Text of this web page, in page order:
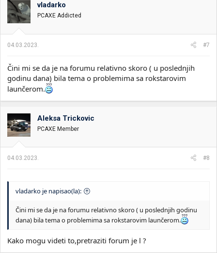
vladarko
PCAXE Addicted
04.03.2023. #7
Čini mi se da je na forumu relativno skoro ( u poslednjih
godinu dana) bila tema o problemima sa rokstarovim
launčerom.
Aleksa Trickovic
PCAXE Member
04.03.2023. #8
vladarko je napisao(la):
Čini mi se da je na forumu relativno skoro ( u poslednjih godinu
dana) bila tema o problemima sa rokstarovim launčerom.
Kako mogu videti to,pretraziti forum je l ?